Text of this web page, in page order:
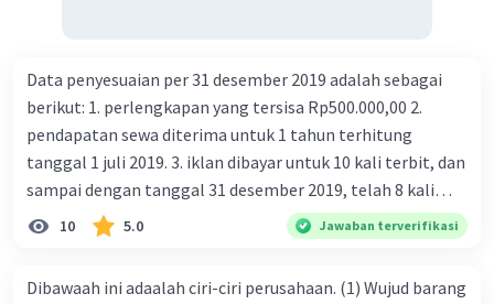
Data penyesuaian per 31 desember 2019 adalah sebagai
berikut: 1. perlengkapan yang tersisa Rp500.000,00 2.
pendapatan sewa diterima untuk 1 tahun terhitung
tanggal 1 juli 2019. 3. iklan dibayar untuk 10 kali terbit, dan
sampai dengan tanggal 31 desember 2019, telah 8 kali
terbit. 4. gaji terutang untuk periode berjalan sebesar
Rp800.000,00 dari data di atas, pencatatan jurnal pembalik
10 5.0 Jawaban terverifikasi
Dibawaah ini adaalah ciri-ciri perusahaan. (1) Wujud barang